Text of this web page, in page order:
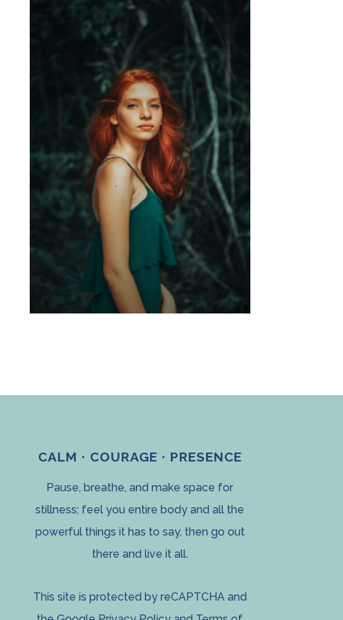
CALM · COURAGE · PRESENCE
Pause, breathe, and make space for
stillness; feel you entire body and all the
powerful things it has to say, then go out
there and live it all.
This site is protected by reCAPTCHA and